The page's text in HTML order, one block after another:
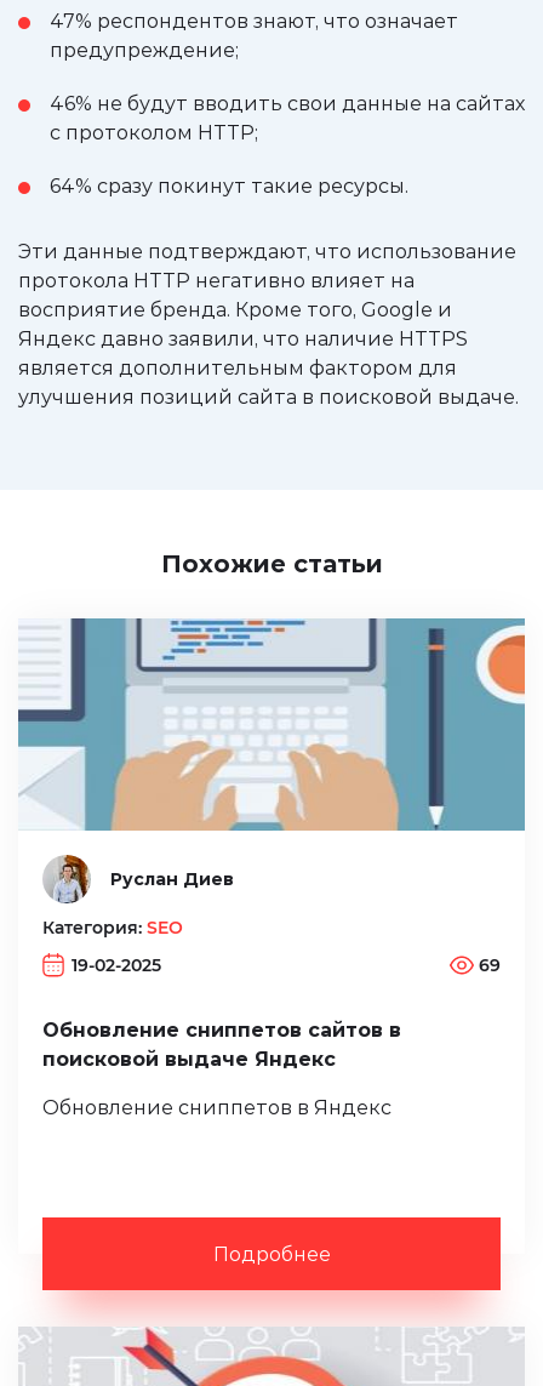
47% респондентов знают, что означает
предупреждение;
46% не будут вводить свои данные на сайтах
с протоколом HTTP;
64% сразу покинут такие ресурсы.
Эти данные подтверждают, что использование
протокола HTTP негативно влияет на
восприятие бренда. Кроме того, Google и
Яндекс давно заявили, что наличие HTTPS
является дополнительным фактором для
улучшения позиций сайта в поисковой выдаче.
Похожие статьи
Руслан Диев
Категория: SEO
19-02-2025
69
Обновление сниппетов сайтов в
поисковой выдаче Яндекс
Обновление сниппетов в Яндекс
Подробнее